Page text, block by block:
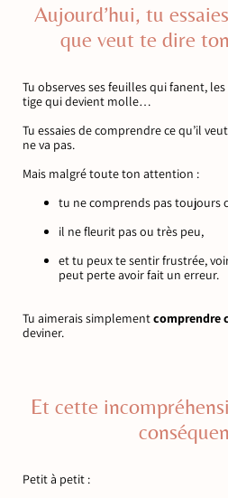
Aujourd’hui, tu
que veut te dire
Tu observes ses feuilles qui fanent,
tige qui devient molle…
Tu essaies de comprendre ce qu’il
ne va pas.
Mais malgré toute ton attention :
tu ne comprends pas toujours
il ne fleurit pas ou très peu,
et tu peux te sentir frustrée,
peut perte avoir fait un erreur.
Tu aimerais simplementcomprendre
deviner.
Et cette
Petit à petit :